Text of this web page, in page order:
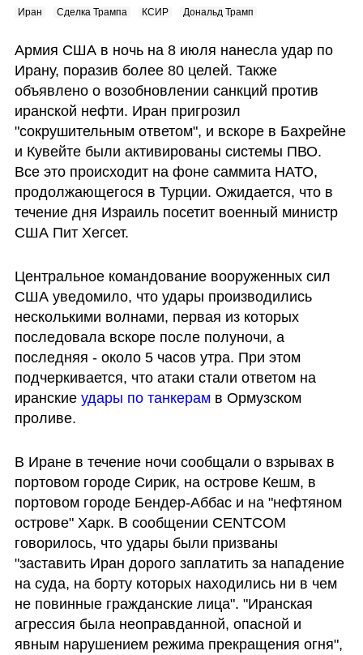
Иран Сделка Трампа КСИР Дональд Трамп
Армия США в ночь на 8 июля нанесла удар по
Ирану, поразив более 80 целей. Также
объявлено о возобновлении санкций против
иранской нефти. Иран пригрозил
"сокрушительным ответом", и вскоре в Бахрейне
и Кувейте были активированы системы ПВО.
Все это происходит на фоне саммита НАТО,
продолжающегося в Турции. Ожидается, что в
течение дня Израиль посетит военный министр
США Пит Хегсет.
Центральное командование вооруженных сил
США уведомило, что удары производились
несколькими волнами, первая из которых
последовала вскоре после полуночи, а
последняя - около 5 часов утра. При этом
подчеркивается, что атаки стали ответом на
иранские удары по танкерам в Ормузском
проливе.
В Иране в течение ночи сообщали о взрывах в
портовом городе Сирик, на острове Кешм, в
портовом городе Бендер-Аббас и на "нефтяном
острове" Харк. В сообщении CENTCOM
говорилось, что удары были призваны
"заставить Иран дорого заплатить за нападение
на суда, на борту которых находились ни в чем
не повинные гражданские лица". "Иранская
агрессия была неоправданной, опасной и
явным нарушением режима прекращения огня",